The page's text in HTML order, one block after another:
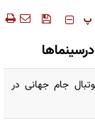
پ
جام جهانی در